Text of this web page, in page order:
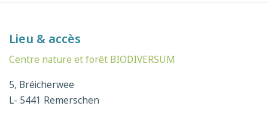
Lieu & accès
Centre nature et forêt BIODIVERSUM
5, Bréicherwee
L- 5441 Remerschen